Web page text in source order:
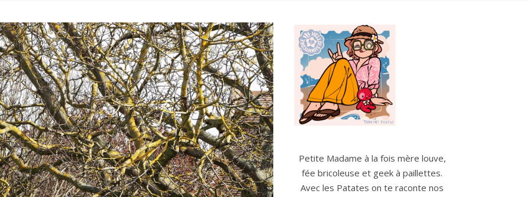
Petite Madame à la fois mère louve,
fée bricoleuse et geek à paillettes.
Avec les Patates on te raconte nos